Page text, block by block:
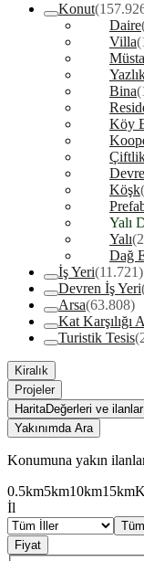
Konut
Daire
Villa
Bina
Köy
Köşk
Yalı
Yalı
Dağ
İş Yeri(11.721)
Devren İş Yeri
Arsa(63.808)
Kat Karşılığı
Turistik Tesis
Kiralık
Projeler
HaritaDeğerleri ve
Yakınımda Ara
Konumuna yakın
0.5km5km10km15km
İl
Fiyat